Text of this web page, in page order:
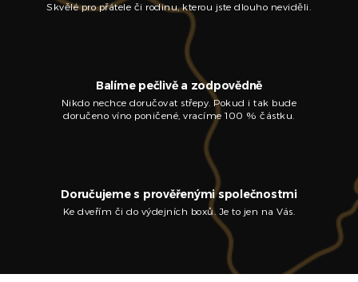
Skvělé pro přátele či rodinu, kterou jste dlouho neviděli.
Balíme pečlivě a zodpovědně
Nikdo nechce doručovat střepy. Pokud i tak bude
doručeno víno poničené, vracíme 100 % částku.
Doručujeme s prověřenými společnostmi
Ke dveřím či do výdejních boxů. Je to jen na Vás.